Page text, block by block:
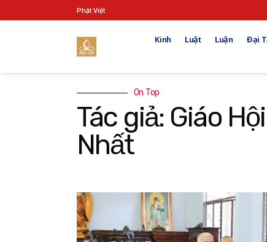
Phật Việt
Kinh Luật Luận Đại
On Top
Tác giả: Giáo
Nhất